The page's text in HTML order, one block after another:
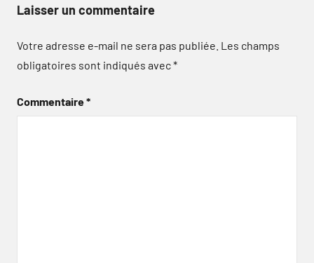
Laisser un commentaire
Votre adresse e-mail ne sera pas publiée. Les champs
obligatoires sont indiqués avec*
Commentaire*